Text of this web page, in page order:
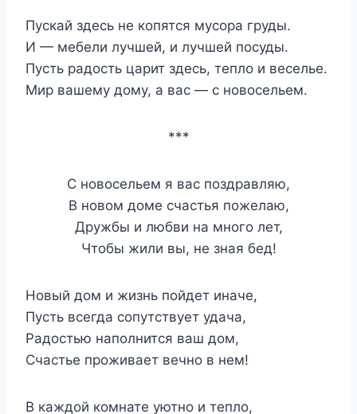
Пускай здесь не копятся мусора груды.
И — мебели лучшей, и лучшей посуды.
Пусть радость царит здесь, тепло и веселье.
Мир вашему дому, а вас — с новосельем.
***
С новосельем я вас поздравляю,
В новом доме счастья пожелаю,
Дружбы и любви на много лет,
Чтобы жили вы, не зная бед!
Новый дом и жизнь пойдет иначе,
Пусть всегда сопутствует удача,
Радостью наполнится ваш дом,
Счастье проживает вечно в нем!
В каждой комнате уютно и тепло,